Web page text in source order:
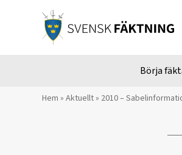
Börja
Hem » Aktuellt» 2010 –